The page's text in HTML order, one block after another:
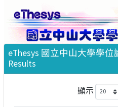
eThesys 國立中山大學學
Results
顯示